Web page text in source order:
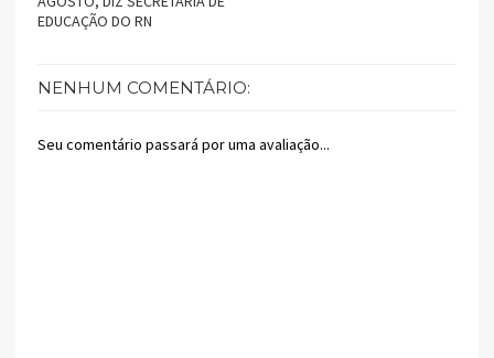
EDUCAÇÃO DO RN
NENHUM COMENTÁRIO:
Seu comentário passará por uma avaliação...